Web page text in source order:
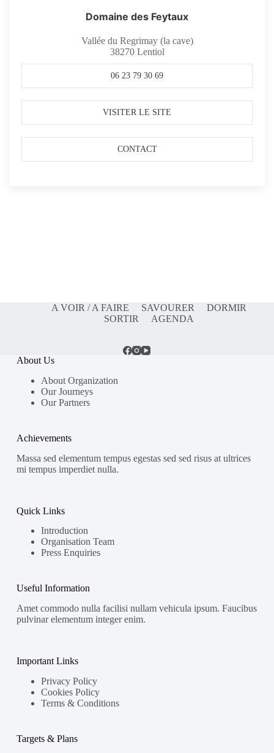
Domaine des Feytaux
Vallée du Regrimay (la cave)
38270Lentiol
06 23 79 30 69
VISITER LE SITE
CONTACT
A VOIR / A FAIRE SAVOURER
DORMIR
SORTIR
AGENDA
About Us
About Organization
Our Journeys
Our Partners
Achievements
Massa sed elementum tempus egestas sed sed risus at ultrices
mi tempus imperdiet nulla.
Quick Links
Introduction
Organisation Team
Press Enquiries
Useful Information
Amet commodo nulla facilisi nullam vehicula ipsum. Faucibus
pulvinar elementum integer enim.
Important Links
Privacy Policy
Cookies Policy
Terms & Conditions
Targets & Plans